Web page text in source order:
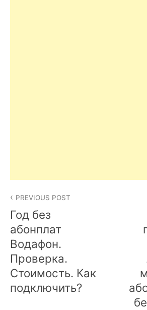
navigation
PREVIOUS POST
Год без
абонплат
Водафон.
Проверка.
Стоимость. Как
подключить?